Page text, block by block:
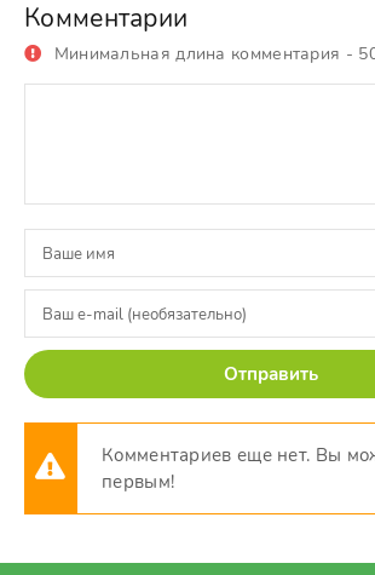
Комментарии
Минимальная длина комментария -
Отправить
Комментариев еще нет. Вы
первым!